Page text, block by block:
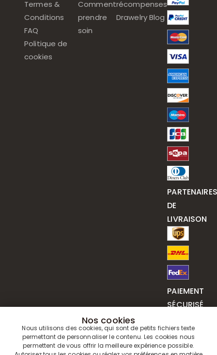
Termes &
Conditions
FAQ
Politique de
cookies
Comment
prendre
soin
récompenses
Drawelry Blog
PARTENAIRES
DE
LIVRAISON
PAIEMENT
SÉCURISÉ
Nos cookies
Nous utilisons des cookies, qui sont de petits fichiers texte
permettant de personnaliser le contenu. Les cookies nous
permettent de vous offrir la meilleure expérience possible.